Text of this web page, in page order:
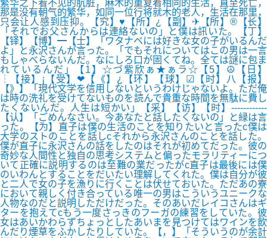
繁华之下看不见的肮脏，麻木的重复着相同的生活，直至死亡，
那是没有朝气的繁华，如同一位行将就木的老人，生活在那里，
只会让人感到压抑。【究】♥【所】¿【副】✈【所】®【长】
「それでお父さんからは連絡ないの」と僕は訊いた。【丁】
【铎】【博】━【士】「ワタナベには好きな女の子がいるんだ
よ」と永沢さんが言った。「でもそれについてはこの男は一言
もしゃべらないんだ。なにしろ口が固くてね。全ては謎に包ま
れているんだ」【1】☆づ紫欣ぁ★ぁラ☆【5】☮【日】
┆【接】¡【受】❤【《】¿【环】【球】☑【时】八【报】
【》】「現代文学を信用しないというわけじゃないよ。ただ俺
は時の洗礼を受けてないものを読んで貴重な時間を無駄に費し
たくないんだ。人生は短かい」【采】【访】【时】------------
【认】「ごめんなさい。今あなたと話したくないの」と緑は言
った。【为】直子は僕の生活のことを知りたいと言ったc僕は
大学のストのことを話しcそれから永沢さんのことを話した。
僕が直子に永沢さんの話をしたのはそれが初めてだった。彼の
奇妙な人間性と独自の思考システムと偏ったモラリティーにつ
いて正確に説明するのは至難の業だったがc直子は最後には僕
のいわんとすることをだいたい理解してくれた。僕は自分が彼
と二人で女の子を漁りに行くことは伏せておいた。ただあの寮
において親しく付き合っている唯一の男はこういうユニークな
人物なのだと説明しただけだった。そのあいだレイコさんはギ
ターを抱えてcもう一度さっきのフーガの練習をしていた。彼
女はあいかわらずちょっとしたあいまを見つけてはワインを飲
んだり煙草をふかしたりしていた。【，】「そういうのが余計